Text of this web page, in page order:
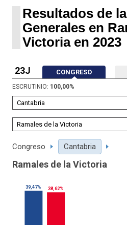
Resultados de
Generales en
Victoria en 2023
23J CONGRESO
ESCRUTINIO: 100,00%
Congreso Cantabria
Ramales de la Victoria
39,47% 38,62%